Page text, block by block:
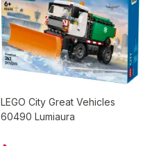
LEGO City Great Vehicles
60490 Lumiaura